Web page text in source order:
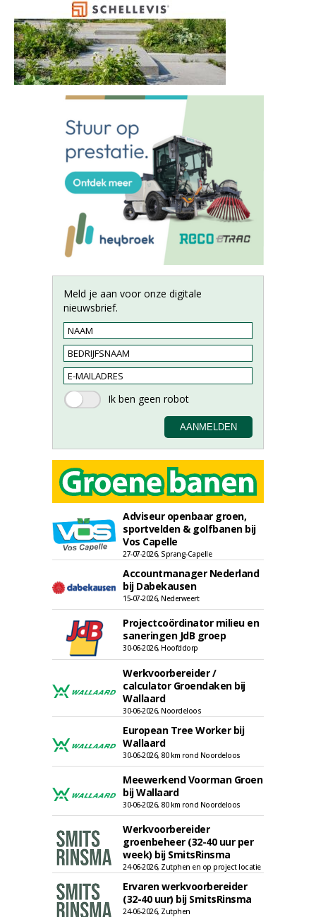
Meld je aan voor onze digitale
nieuwsbrief.
Adviseur openbaar groen,
sportvelden & golfbanen bij
Vos Capelle
27-07-2026, Sprang-Capelle
Accountmanager Nederland
bij Dabekausen
15-07-2026, Nederweert
Projectcoördinator milieu en
saneringen JdB groep
30-06-2026, Hoofddorp
Werkvoorbereider /
calculator Groendaken bij
Wallaard
30-06-2026, Noordeloos
European Tree Worker bij
Wallaard
30-06-2026, 80 km rond Noordeloos
Meewerkend Voorman Groen
bij Wallaard
30-06-2026, 80 km rond Noordeloos
Werkvoorbereider
groenbeheer (32-40 uur per
week) bij SmitsRinsma
24-06-2026, Zutphen en op project locatie
Ervaren werkvoorbereider
(32-40 uur) bij SmitsRinsma
24-06-2026, Zutphen